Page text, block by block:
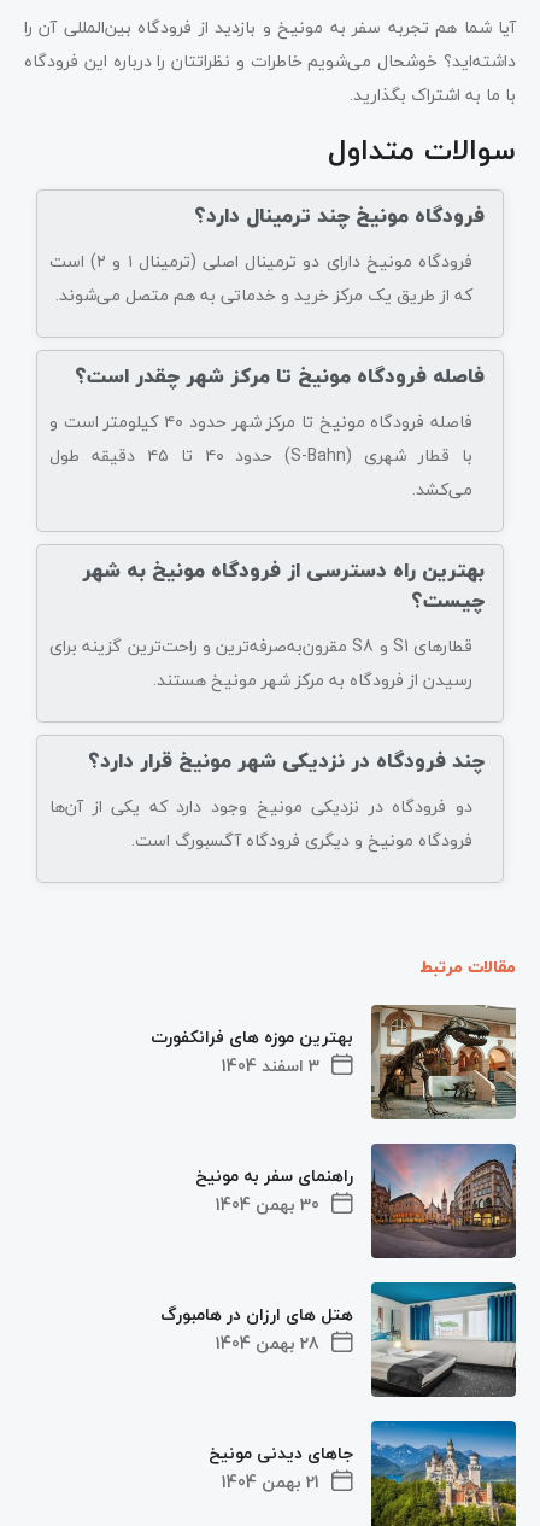
آیا شما هم تجربه سفر به مونیخ و بازدید از فرودگاه بین‌المللی آن را
داشته‌اید؟ خوشحال می‌شویم خاطرات و نظراتتان را درباره این فرودگاه
با ما به اشتراک بگذارید.
سوالات متداول
فرودگاه مونیخ چند ترمینال دارد؟
فرودگاه مونیخ دارای دو ترمینال اصلی (ترمینال ۱ و ۲) است
که از طریق یک مرکز خرید و خدماتی به هم متصل می‌شوند.
فاصله فرودگاه مونیخ تا مرکز شهر چقدر است؟
فاصله فرودگاه مونیخ تا مرکز شهر حدود ۴۰ کیلومتر است و
با قطار شهری (S-Bahn) حدود ۴۰ تا ۴۵ دقیقه طول
می‌کشد.
بهترین راه دسترسی از فرودگاه مونیخ به شهر
چیست؟
قطارهای S1 و S8 مقرون‌به‌صرفه‌ترین و راحت‌ترین گزینه برای
رسیدن از فرودگاه به مرکز شهر مونیخ هستند.
چند فرودگاه در نزدیکی شهر مونیخ قرار دارد؟
دو فرودگاه در نزدیکی مونیخ وجود دارد که یکی از آن‌ها
فرودگاه مونیخ و دیگری فرودگاه آگسبورگ است.
مقالات مرتبط
3 اسفند 1404
بهترین موزه های فرانکفورت
30 بهمن 1404
راهنمای سفر به مونیخ
28 بهمن 1404
هتل های ارزان در هامبورگ
21 بهمن 1404
جاهای دیدنی مونیخ